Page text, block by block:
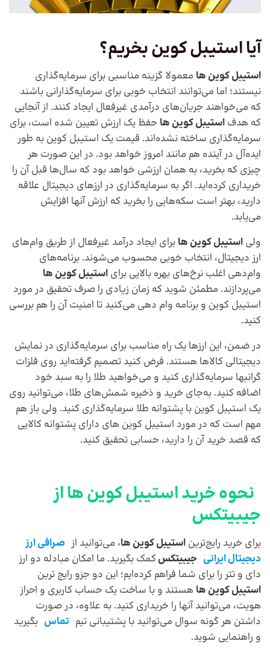
آیا استیبل کوین بخریم؟
استیبل کوین ها معمولا گزینه مناسبی برای سرمایه‌گذاری
نیستند؛ اما می‌توانند انتخاب خوبی برای سرمایه‌گذارانی باشند
که می‌خواهند جریان‌های درآمدی غیرفعال ایجاد کنند. از آنجایی
که هدف استیبل کوین ها حفظ یک ارزش تعیین شده است، برای
سرمایه‌گذاری ساخته نشده‌اند. قیمت یک استیبل کوین به طور
ایده‌آل در آینده هم مانند امروز خواهد بود. در این صورت هر
چیزی که بخرید، به همان ارزشی خواهد بود که سال‌ها قبل آن را
خریداری کرده‌اید. اگر به سرمایه‌گذاری در ارز‌های دیجیتال علاقه
دارید، بهتر است سکه‌هایی را بخرید که ارزش آنها افزایش
می‌یابد.
ولی استیبل کوین ها برای ایجاد درآمد غیرفعال از طریق وام‌های
ارز دیجیتال، انتخاب خوبی محسوب می‌شوند. برنامه‌های
وام‌دهی اغلب نرخ‌های بهره بالایی برای استیبل کوین ها
می‌پردازند. مطمئن شوید که زمان زیادی را صرف تحقیق در مورد
استیبل کوین و برنامه وام دهی می‌کنید تا امنیت آن را هم بررسی
کنید.
در ضمن، این ارزها یک راه مناسب برای سرمایه‌گذاری در نمایش
دیجیتالی کالا‌ها هستند. فرض کنید تصمیم گرفته‌اید روی فلزات
گرانبها سرمایه‌گذاری کنید و می‌خواهید طلا را به سبد خود
اضافه کنید. به‌جای خرید و ذخیره شمش‌های طلا، می‌توانید روی
یک استیبل کوین با پشتوانه طلا سرمایه‌گذاری کنید. ولی باز هم
مهم است که در مورد استیبل کوین های دارای پشتوانه کالایی
که قصد خرید آن را دارید، حسابی تحقیق کنید.
نحوه خرید استیبل کوین ها از
جیبیتکس
برای خرید رایج‌ترین استیبل کوین ها، می‌توانید از صرافی ارز
دیجیتال ایرانی جیبیتکس کمک بگیرید. ما امکان مبادله دو ارز
دای و تتر را برای شما فراهم کرده‌ایم؛ این دو جزو رایج ترین
استیبل کوین ها هستند و با ساخت یک حساب کاربری و احراز
هویت، می‌توانید آنها را خریداری کنید. به علاوه، در صورت
داشتن هر گونه سوال می‌توانید با پشتیبانی تیم تماس بگیرید
و راهنمایی شوید.